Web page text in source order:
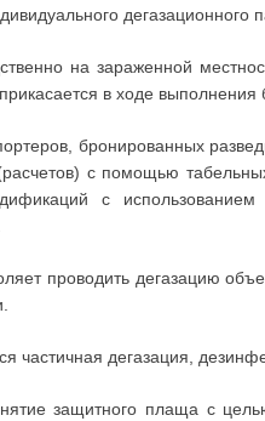
дегазационного
на зараженной
в ходе выполнения
бронированных
с помощью
с
проводить дегазацию
частичная дегазация,
защитного плаща с